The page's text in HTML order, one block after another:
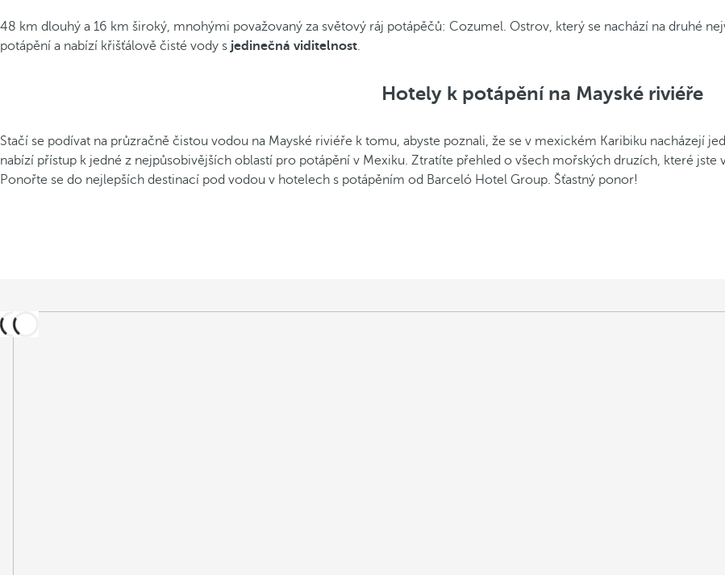
48 km dlouhý a 16 km široký, mnohými považovaný za světový ráj potápěčů: Cozumel. Ostrov, který se nachází na druhé
potápění a nabízí křišťálově čisté vody s jedinečná viditelnost.
Hotely k potápění na Mayské riviéře
Stačí se podívat na průzračně čistou vodou na Mayské riviéře k tomu, abyste poznali, že se v mexickém Karibiku nacházejí
nabízí přístup k jedné z nejpůsobivějších oblastí pro potápění v Mexiku. Ztratíte přehled o všech mořských druzích, které jste
Ponořte se do nejlepších destinací pod vodou v hotelech s potápěním od Barceló Hotel Group. Šťastný ponor!